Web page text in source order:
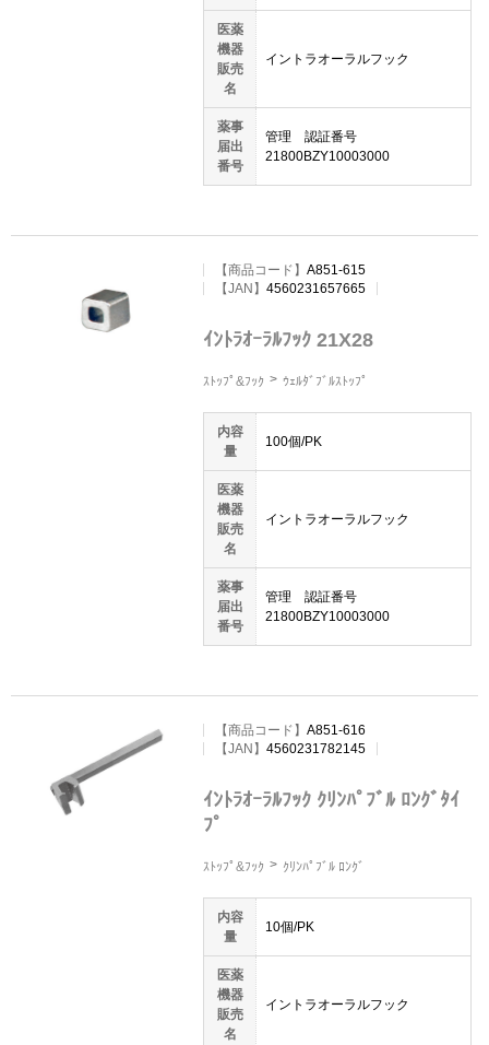
医薬
機器
販売
名
イントラオーラルフック
薬事
届出
番号
管理 認証番号
21800BZY10003000
【商品コード】A851-615
【JAN】4560231657665
ｲﾝﾄﾗｵｰﾗﾙﾌｯｸ 21X28
ｽﾄｯﾌﾟ&ﾌｯｸ ｳｪﾙﾀﾞﾌﾞﾙｽﾄｯﾌﾟ
内容
量
100個/PK
医薬
機器
販売
名
イントラオーラルフック
薬事
届出
番号
管理 認証番号
21800BZY10003000
【商品コード】A851-616
【JAN】4560231782145
ｲﾝﾄﾗｵｰﾗﾙﾌｯｸ ｸﾘﾝﾊﾟﾌﾞﾙ ﾛﾝｸﾞﾀｲ
ﾌﾟ
ｽﾄｯﾌﾟ&ﾌｯｸ ｸﾘﾝﾊﾟﾌﾞﾙ ﾛﾝｸﾞ
内容
量
10個/PK
医薬
機器
販売
名
イントラオーラルフック